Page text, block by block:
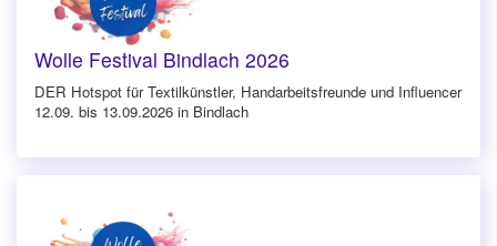
Wolle Festival Bindlach 2026
DER Hotspot für Textilkünstler, Handarbeitsfreunde und Influencer
12.09. bis 13.09.2026 in Bindlach